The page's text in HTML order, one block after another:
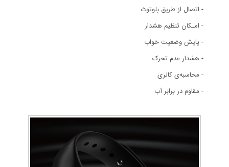
- اتصال از طریق بلوتوث
- امـکان تنظیم هشدار
- پایش وضعیت خواب
- هشدار عدم تحرک
- محاسبه‌ی کالری
- مقاوم در برابر آب